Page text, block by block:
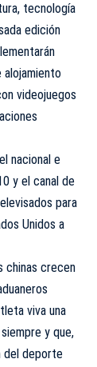
tecnología
edición
alojamiento
videojuegos
nacional e
y el canal de
para
Unidos a
chinas crecen
viva una
y que,
del deporte